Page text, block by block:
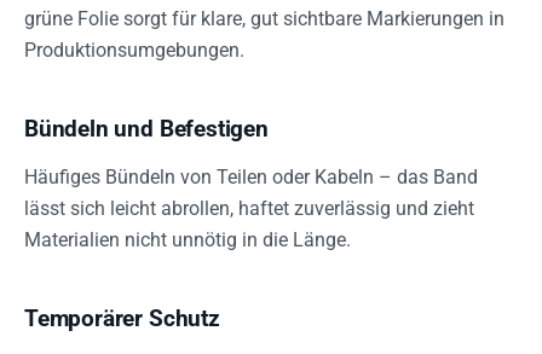
grüne Folie sorgt für klare, gut sichtbare Markierungen in
Produktionsumgebungen.
Bündeln und Befestigen
Häufiges Bündeln von Teilen oder Kabeln – das Band
lässt sich leicht abrollen, haftet zuverlässig und zieht
Materialien nicht unnötig in die Länge.
Temporärer Schutz